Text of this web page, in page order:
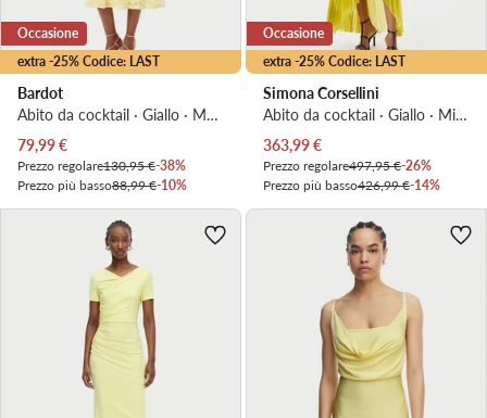
extra -25% Codice: LAST
Occasione
Bardot
Abito da cocktail · Giallo · Maxi
Prezzo attuale
79,99€
Prezzo regolare130,95 €-38%
Prezzo più basso88,99 €-10%
extra -25% Codice: LAST
Occasione
Simona Corsellini
Abito da cocktail · Giallo · Midi, Asimmetrica
Prezzo attuale
363,99€
Prezzo regolare497,95 €-26%
Prezzo più basso426,99 €-14%